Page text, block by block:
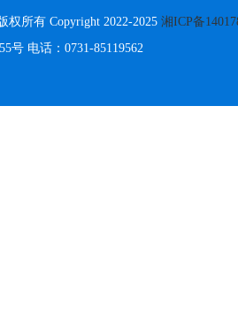
所有 Copyright 2022-2025 湘ICP备
号 电话：0731-85119562